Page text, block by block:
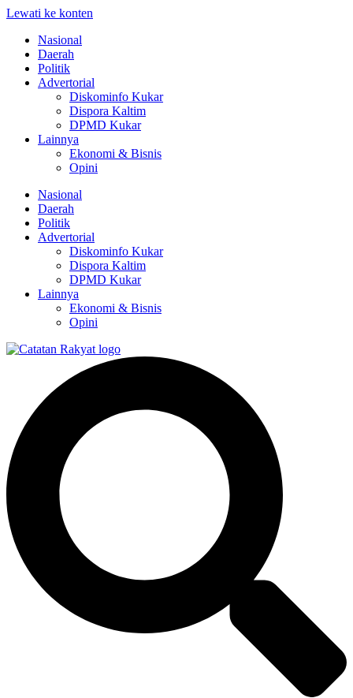
Lewati ke konten
Nasional
Daerah
Politik
Advertorial
Diskominfo Kukar
Dispora Kaltim
DPMD Kukar
Lainnya
Ekonomi & Bisnis
Opini
Nasional
Daerah
Politik
Advertorial
Diskominfo Kukar
Dispora Kaltim
DPMD Kukar
Lainnya
Ekonomi & Bisnis
Opini